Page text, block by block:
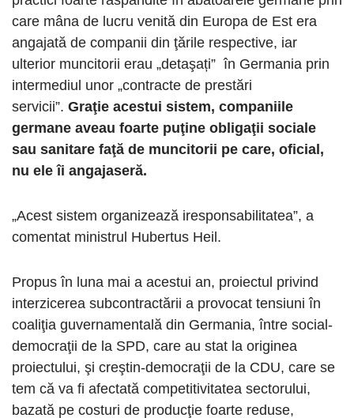
care mâna de lucru venită din Europa de Est era
angajată de companii din ţările respective, iar
ulterior muncitorii erau „detaşați” în Germania prin
intermediul unor „contracte de prestări
servicii”. Graţie acestui sistem, companiile
germane aveau foarte puţine obligaţii sociale
sau sanitare faţă de muncitorii pe care, oficial,
nu ele îi angajaseră.
„Acest sistem organizează iresponsabilitatea”, a
comentat ministrul Hubertus Heil.
Propus în luna mai a acestui an, proiectul privind
interzicerea subcontractării a provocat tensiuni în
coaliţia guvernamentală din Germania, între social-
democraţii de la SPD, care au stat la originea
proiectului, şi creştin-democraţii de la CDU, care se
tem că va fi afectată competitivitatea sectorului,
bazată pe costuri de producţie foarte reduse,